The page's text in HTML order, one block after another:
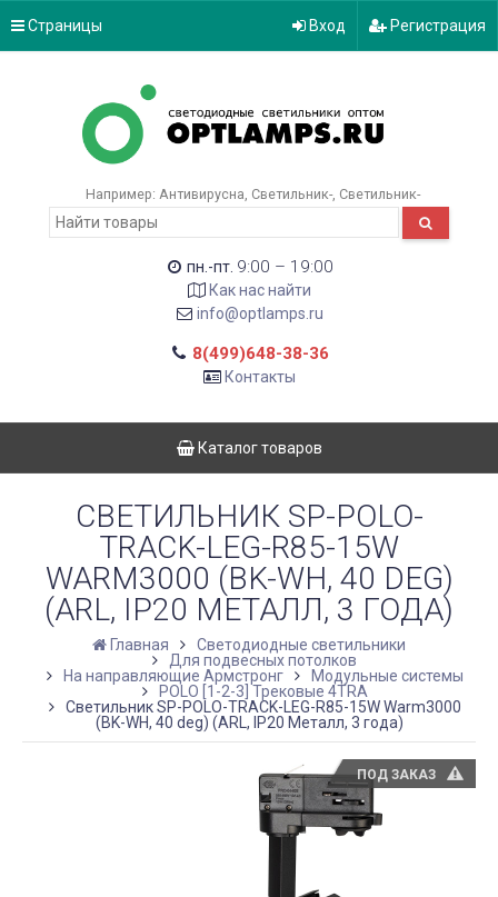
Страницы Вход Регистрация
Например: Антивирусна Светильник- Светильник-
пн.-пт. 9:00 – 19:00
Как нас найти
info@optlamps.ru
8(499)648-38-36
Контакты
Каталог товаров
СВЕТИЛЬНИК SP-POLO-
TRACK-LEG-R85-15W
WARM3000 (BK-WH, 40 DEG)
(ARL, IP20 МЕТАЛЛ, 3 ГОДА)
Главная
Светодиодные светильники
Для подвесных потолков
На направляющие Армстронг
Модульные системы
POLO [1-2-3] Трековые 4TRA
Светильник SP-POLO-TRACK-LEG-R85-15W Warm3000
(BK-WH, 40 deg) (ARL, IP20 Металл, 3 года)
ПОД ЗАКАЗ